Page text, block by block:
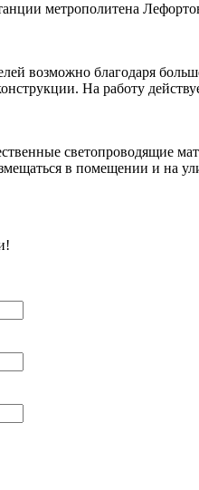
метрополитена
возможно благодаря
На работу
светопроводящие
в помещении и на